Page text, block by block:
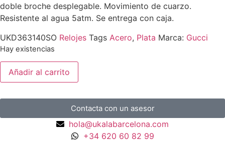
doble broche desplegable. Movimiento de cuarzo.
Resistente al agua 5atm. Se entrega con caja.
UKD363140SO Relojes Tags Acero, Plata Marca: Gucci
Hay existencias
Añadir al carrito
Contacta con un asesor
hola@ukalabarcelona.com
+34 620 60 82 99